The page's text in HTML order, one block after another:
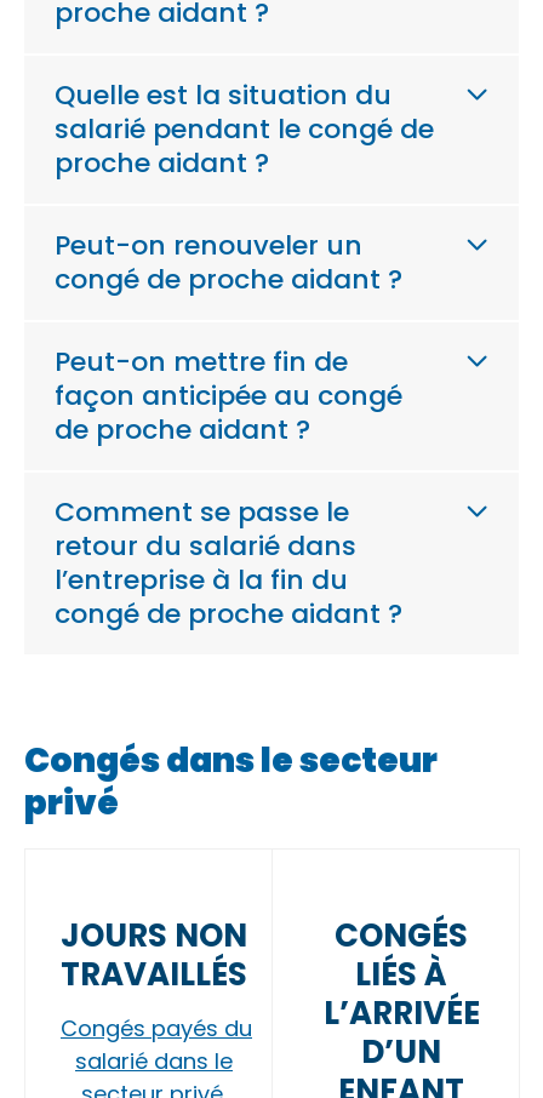
proche aidant ?
Quelle est la situation du
salarié pendant le congé de
proche aidant ?
Peut-on renouveler un
congé de proche aidant ?
Peut-on mettre fin de
façon anticipée au congé
de proche aidant ?
Comment se passe le
retour du salarié dans
l’entreprise à la fin du
congé de proche aidant ?
Congés dans le secteur
privé
JOURS NON
TRAVAILLÉS
Congés payés du
salarié dans le
CONGÉS
LIÉS À
L’ARRIVÉE
D’UN